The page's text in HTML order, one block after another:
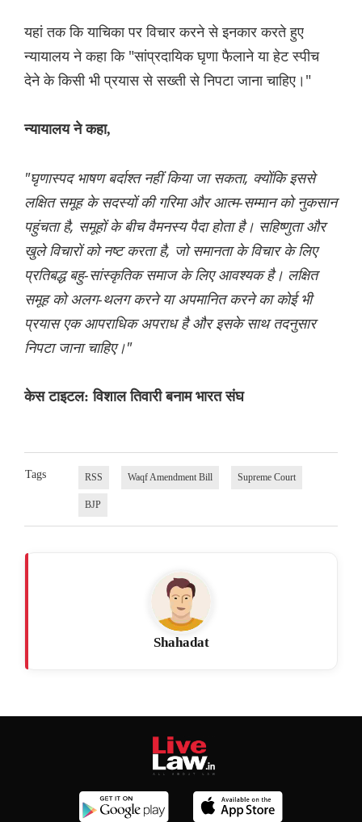
यहां तक कि याचिका पर विचार करने से इनकार करते हुए
न्यायालय ने कहा कि "सांप्रदायिक घृणा फैलाने या हेट स्पीच
देने के किसी भी प्रयास से सख्ती से निपटा जाना चाहिए।"
न्यायालय ने कहा,
"घृणास्पद भाषण बर्दाश्त नहीं किया जा सकता, क्योंकि इससे
लक्षित समूह के सदस्यों की गरिमा और आत्म-सम्मान को नुकसान
पहुंचता है, समूहों के बीच वैमनस्य पैदा होता है। सहिष्णुता और
खुले विचारों को नष्ट करता है, जो समानता के विचार के लिए
प्रतिबद्ध बहु-सांस्कृतिक समाज के लिए आवश्यक है। लक्षित
समूह को अलग-थलग करने या अपमानित करने का कोई भी
प्रयास एक आपराधिक अपराध है और इसके साथ तदनुसार
निपटा जाना चाहिए।"
केस टाइटल: विशाल तिवारी बनाम भारत संघ
Tags RSS Waqf Amendment Bill Supreme Court
BJP
Shahadat